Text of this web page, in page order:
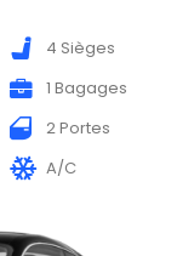
4 Sièges
1 Bagages
2 Portes
A/C